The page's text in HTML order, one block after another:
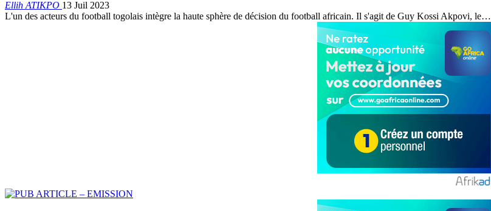
Ellih ATIKPO 13 Juil 2023
L'un des acteurs du football togolais intègre la haute sphère de décision du football africain. Il s'agit de Guy Kossi Akpovi, le…